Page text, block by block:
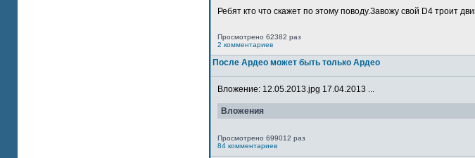
Ребят кто что скажет по этому поводу.Завожу свой D4 троит
Просмотрено 62382 раз
2 комментариев
После Ардео может быть только Ардео
Вложение: 12.05.2013.jpg 17.04.2013 ...
Вложения
Просмотрено 699012 раз
84 комментариев